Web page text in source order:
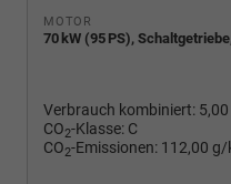
MOTOR
70 kW (95 PS),
Verbrauch kombiniert:
CO2-Klasse: C
CO2-Emissionen: 112,00 g/